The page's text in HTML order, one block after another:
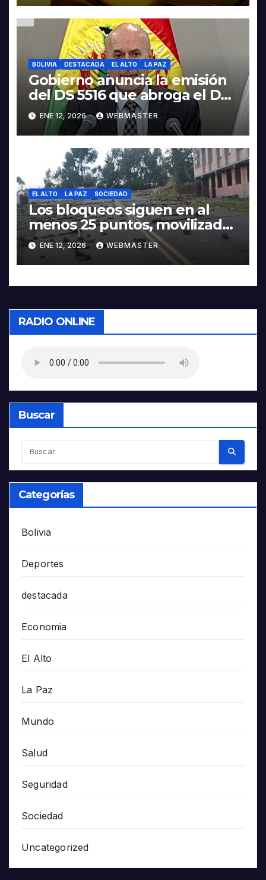
BOLIVIA DESTACADA EL ALTO LA PAZ
Gobierno anuncia la emisión
del DS 5516 que abroga el DS
5503
ENE 12, 2026 WEBMASTER
EL ALTO LA PAZ SOCIEDAD
Los bloqueos siguen en al
menos 25 puntos, movilizados
piden abrogación del 5503 en
la Gaceta
ENE 12, 2026 WEBMASTER
RADIO ONLINE
Buscar
Categorías
Bolivia
Deportes
destacada
Economia
El Alto
La Paz
Mundo
Salud
Seguridad
Sociedad
Uncategorized